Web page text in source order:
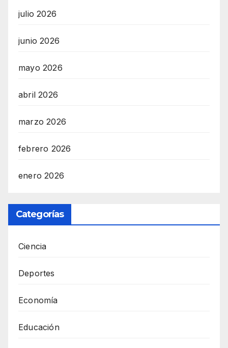
julio 2026
junio 2026
mayo 2026
abril 2026
marzo 2026
febrero 2026
enero 2026
Categorías
Ciencia
Deportes
Economía
Educación